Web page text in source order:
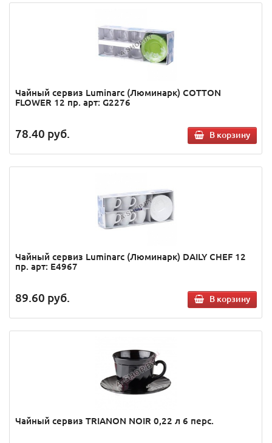
Чайный сервиз Luminarc (Люминарк) COTTON
FLOWER 12 пр. арт: G2276
78.40 руб. В корзину
Чайный сервиз Luminarc (Люминарк) DAILY CHEF 12
пр. арт: E4967
89.60 руб. В корзину
Чайный сервиз TRIANON NOIR 0,22 л 6 перс.